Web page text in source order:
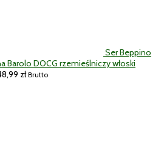
Ser Beppino
Barolo DOCG rzemieślniczy włoski
zł Brutto